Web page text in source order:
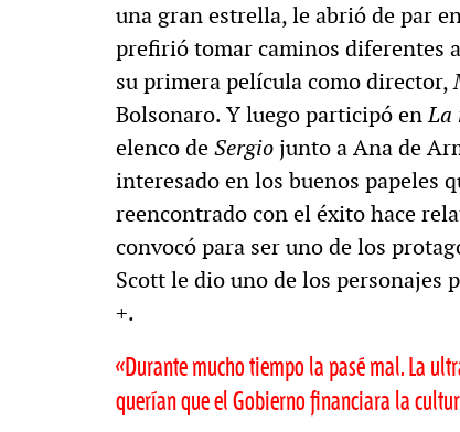
una gran estrella, le abrió de par
prefirió tomar caminos diferentes
su primera película como director,
Bolsonaro. Y luego participó enLa
elenco deSergiojunto a Ana de
interesado en los buenos papeles
reencontrado con el éxito hace
convocó para ser uno de los
Scott le dio uno de los
+.
«Durante mucho tiempo la pasé mal. La
querían que el Gobierno financiara la